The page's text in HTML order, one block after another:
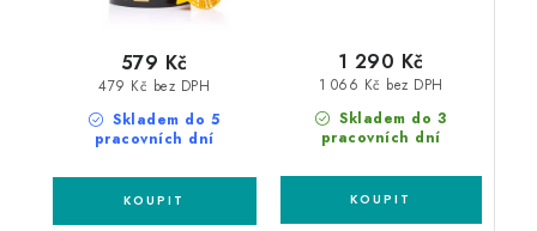
Skladem do 5
pracovních dní
479 Kč bez DPH
579 Kč
Skladem do 3
pracovních dní
1 066 Kč bez DPH
1 290 Kč